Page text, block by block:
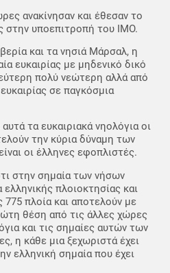
ανακίνησαν και έθεσαν το
στην υποεπιτροπή του IMO.
και τα νησιά Μάρσαλ, η
ευκαιρίας με μηδενικό δικό
πολύ νεώτερη αλλά από
σε παγκόσμια
τα ευκαιριακά νηολόγια οι
την κύρια δύναμη των
οι έλληνες εφοπλιστές.
στην σημαία των νήσων
πλοιοκτησίας και
πλοία και αποτελούν με
θέση από τις άλλες χώρες
και τις σημαίες αυτών των
η κάθε μια ξεχωριστά έχει
ελληνική σημαία που έχει